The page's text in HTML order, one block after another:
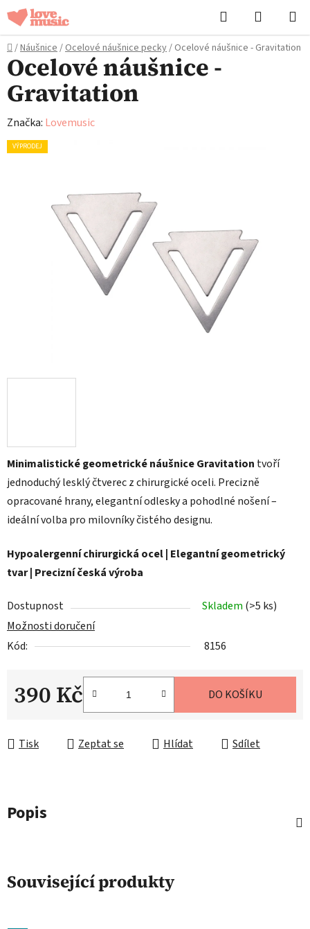
Přejít
na
obsah
Hledat
KOŠÍK
Domů
/Náušnice/Ocelové náušnice pecky/ Ocelové náušnice - Gravitation
Minimalistické geometrické náušnice Gravitation tvoří
jednoduchý lesklý čtverec z chirurgické oceli. Precizně
opracované hrany, elegantní odlesky a pohodlné nošení –
ideální volba pro milovníky čistého designu.
Hypoalergenní chirurgická ocel | Elegantní geometrický
tvar | Precizní česká výroba
Dostupnost Skladem (>5 ks)
Možnosti doručení
Kód:
8156
390 Kč DO KOŠÍKU
Tisk Zeptat se Hlídat Sdílet
Ocelové náušnice -
Gravitation
Značka: Lovemusic
VÝPRODEJ
Popis
Související produkty